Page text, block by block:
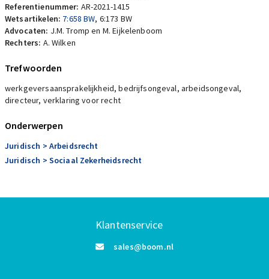
Referentienummer: AR-2021-1415
Wetsartikelen: 7:658 BW, 6:173 BW
Advocaten: J.M. Tromp en M. Eijkelenboom
Rechters: A. Wilken
Trefwoorden
werkgeversaansprakelijkheid, bedrijfsongeval, arbeidsongeval,
directeur, verklaring voor recht
Onderwerpen
Juridisch > Arbeidsrecht
Juridisch > Sociaal Zekerheidsrecht
Klantenservice
sales@boom.nl